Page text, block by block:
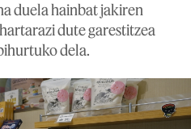
duela hainbat jakiren
dute garestitzea
dela.